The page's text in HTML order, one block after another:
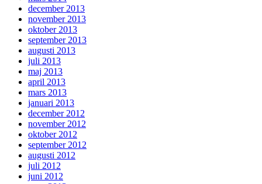
december 2013
november 2013
oktober 2013
september 2013
augusti 2013
juli 2013
maj 2013
april 2013
mars 2013
januari 2013
december 2012
november 2012
oktober 2012
september 2012
augusti 2012
juli 2012
juni 2012